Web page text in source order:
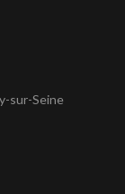
sur-Seine